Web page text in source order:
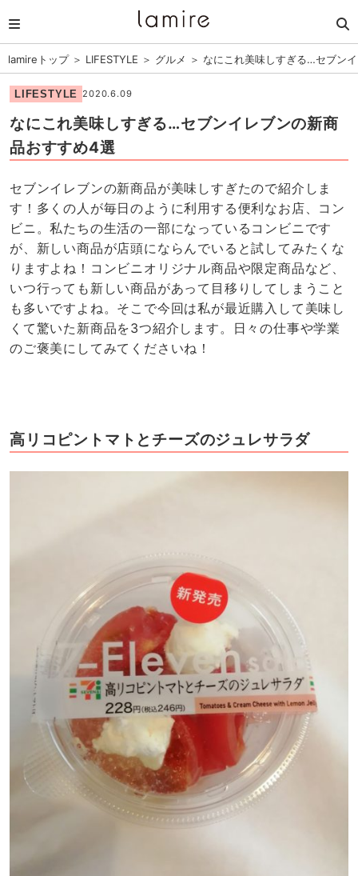
lamireトップ＞ LIFESTYLE ＞ グルメ ＞ なにこれ美味しすぎる…セブン
LIFESTYLE 2020.6.09
なにこれ美味しすぎる…セブンイレブンの新商
品おすすめ4選
セブンイレブンの新商品が美味しすぎたので紹介しま
す！多くの人が毎日のように利用する便利なお店、コン
ビニ。私たちの生活の一部になっているコンビニです
が、新しい商品が店頭にならんでいると試してみたくな
りますよね！コンビニオリジナル商品や限定商品など、
いつ行っても新しい商品があって目移りしてしまうこと
も多いですよね。そこで今回は私が最近購入して美味し
くて驚いた新商品を3つ紹介します。日々の仕事や学業
のご褒美にしてみてくださいね！
高リコピントマトとチーズのジュレサラダ